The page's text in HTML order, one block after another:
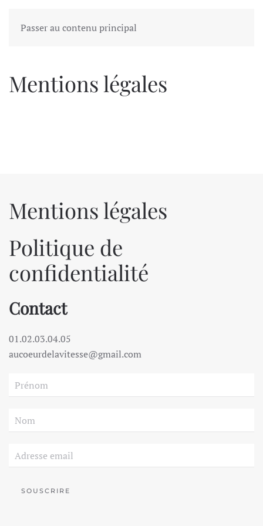
Passer au contenu principal
Mentions légales
Mentions légales
Politique de
confidentialité
Contact
01.02.03.04.05
aucoeurdelavitesse@gmail.com
SOUSCRIRE